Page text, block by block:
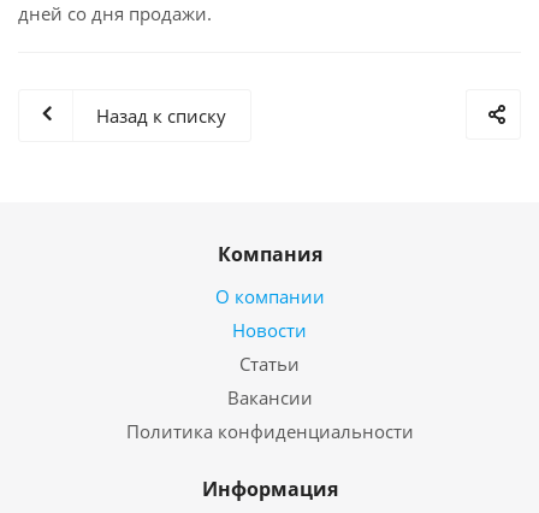
дней со дня продажи.
Назад к списку
Компания
О компании
Новости
Статьи
Вакансии
Политика конфиденциальности
Информация